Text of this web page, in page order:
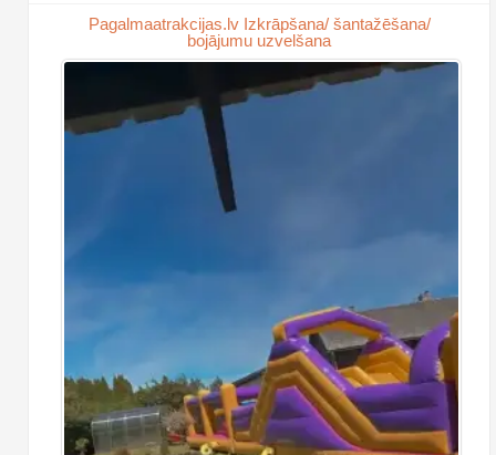
Pagalmaatrakcijas.lv Izkrāpšana/ šantažēšana/
bojājumu uzvelšana